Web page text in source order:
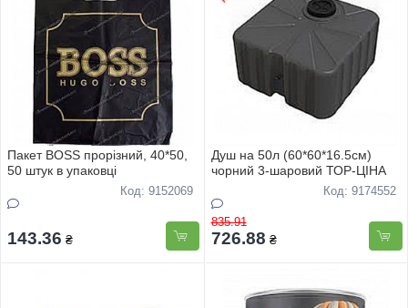
Пакет BOSS прорізний, 40*50,
50 штук в упаковці
Код: 9152069
143.36 ₴
Душ на 50л (60*60*16.5см)
чорний 3-шаровий ТОР-ЦIНА
Код: 9174552
835.91
726.88 ₴